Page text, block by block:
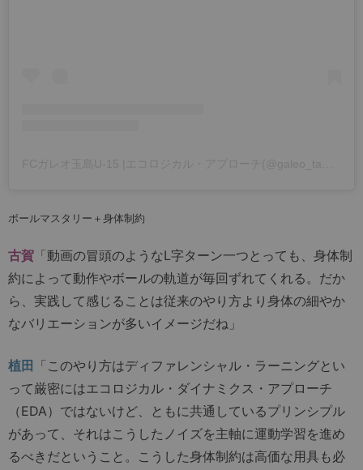
ボールマスタリー＋身体制約
古賀 「動画の冒頭のようなL字ターン一つとっても、身体制
約によって動作やボールの軌道が毎回ずれてくれる。だか
ら、実践して感じることは従来のやり方より身体の細やか
なバリエーションが多いイメージだね」
植田 「このやり方はディファレンシャル・ラーニングとい
って厳密にはエコロジカル・ダイナミクス・アプローチ
（EDA）ではないけど、ともに共通しているプリンシプル
があって、それはこうしたノイズを主軸に運動学習を進め
るべきだということ。こうした身体制約は高価な用具も必